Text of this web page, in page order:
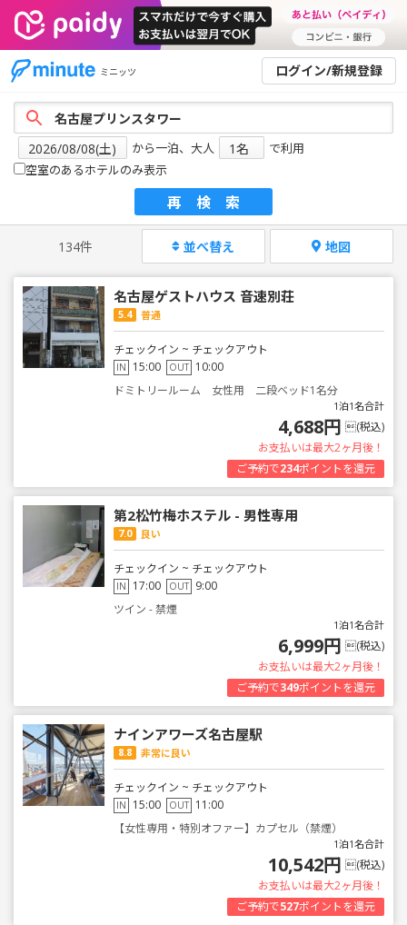
ミニッツ ログイン/新規登録
から一泊、大人
で利用
空室のあるホテルのみ表示
再検索
134件 並べ替え 地図
名古屋ゲストハウス 音速別荘
5.4 普通
チェックイン ~ チェックアウト
IN 15:00 OUT 10:00
ドミトリールーム 女性用 二段ベッド1名分
1泊1名合計
4,688円 (税込)
お支払いは最大2ヶ月後！
ご予約で234ポイントを還元
第2松竹梅ホステル - 男性専用
7.0 良い
チェックイン ~ チェックアウト
IN 17:00 OUT 9:00
ツイン - 禁煙
1泊1名合計
6,999円 (税込)
お支払いは最大2ヶ月後！
ご予約で349ポイントを還元
ナインアワーズ名古屋駅
8.8 非常に良い
チェックイン ~ チェックアウト
IN 15:00 OUT 11:00
【女性専用・特別オファー】カプセル（禁煙）
1泊1名合計
10,542円 (税込)
お支払いは最大2ヶ月後！
ご予約で527ポイントを還元